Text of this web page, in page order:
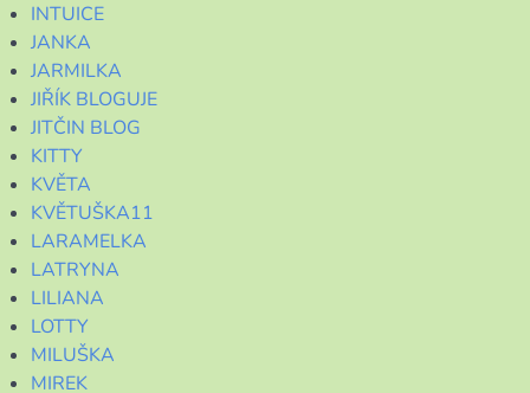
INTUICE
JANKA
JARMILKA
JIŘÍK BLOGUJE
JITČIN BLOG
KITTY
KVĚTA
KVĚTUŠKA11
LARAMELKA
LATRYNA
LILIANA
LOTTY
MILUŠKA
MIREK